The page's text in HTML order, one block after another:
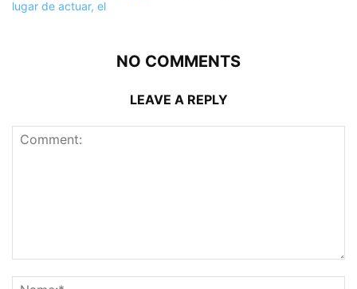
NO COMMENTS
LEAVE A REPLY